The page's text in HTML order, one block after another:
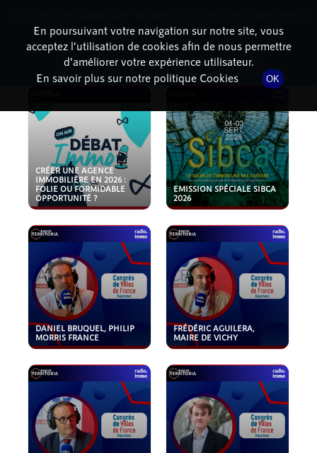
PODCASTS
CRÉER UNE AGENCE
IMMOBILIÈRE EN 2026 :
FOLIE OU FORMIDABLE
OPPORTUNITÉ ?
EMISSION SPÉCIALE SIBCA
2026
DANIEL BRUQUEL, PHILIP
MORRIS FRANCE
FRÉDÉRIC AGUILERA,
MAIRE DE VICHY
En poursuivant votre navigation sur notre site, vous
acceptez l’utilisation de cookies afin de nous permettre
d’améliorer votre expérience utilisateur.
En savoir plus sur notre politique Cookies
OK
dessous pour l'installer.
Non merci Télécharger l'application